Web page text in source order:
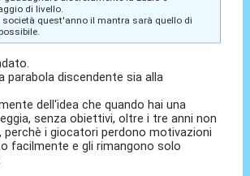
di livello.
società quest'anno il mantra sarà quello di
parabola discendente sia alla
dell'idea che quando hai una
senza obiettivi, oltre i tre anni non
perchè i giocatori perdono motivazioni
facilmente e gli rimangono solo